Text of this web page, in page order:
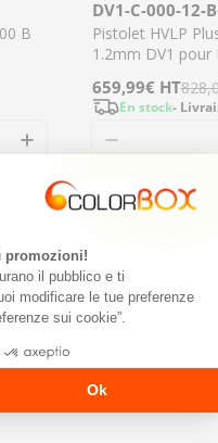
B
- Kit
Augmenter la
DV1-C-000-12-
Pistolet HVLP
1.2mm DV1 pour
Prix
de
vente
659,99€ HT
Prix
régulier
En stock-